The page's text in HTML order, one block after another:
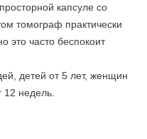
капсуле со
томограф практически
это часто беспокоит
детей от 5 лет, женщин
недель.